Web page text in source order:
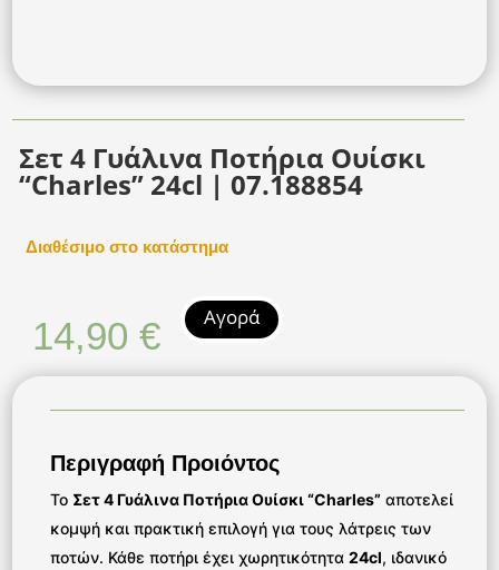
Σετ 4 Γυάλινα Ποτήρια Ουίσκι
“Charles” 24cl | 07.188854
Διαθέσιμο στο κατάστημα
14,90€ Αγορά
Περιγραφή Προιόντος
Το Σετ 4 Γυάλινα Ποτήρια Ουίσκι “Charles” αποτελεί
κομψή και πρακτική επιλογή για τους λάτρεις των
ποτών. Κάθε ποτήρι έχει χωρητικότητα24cl, ιδανικό